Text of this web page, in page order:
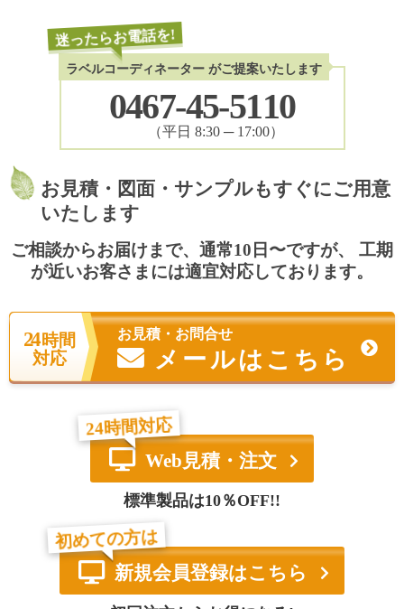
迷ったらお電話を!
ラベルコーディネーターがご提案いたします
0467-45-5110
（平日 8:30 ─ 17:00）
お見積・図面・サンプルもすぐにご用意
いたします
ご相談からお届けまで、通常10日〜ですが、
工期
が近いお客さまには適宜対応しております。
24 時間
対応
お見積・お問合せ
メールはこちら
24時間対応
Web見積・注文
標準製品は10％OFF!!
初めての方は
新規会員登録はこちら